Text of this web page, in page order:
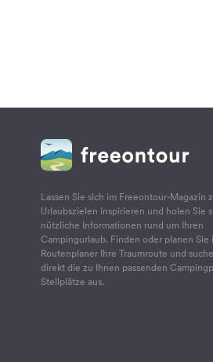
Lassen Sie sich im Freeontour-Magazin
Urlaubszielen inspirieren und holen Sie
nützliche Informationen rund um Ihren
Campingurlaub. Finden oder planen Sie
Routenplaner Ihre Traumroute und
direkt die zu Ihnen passenden
Stellplätze aus.